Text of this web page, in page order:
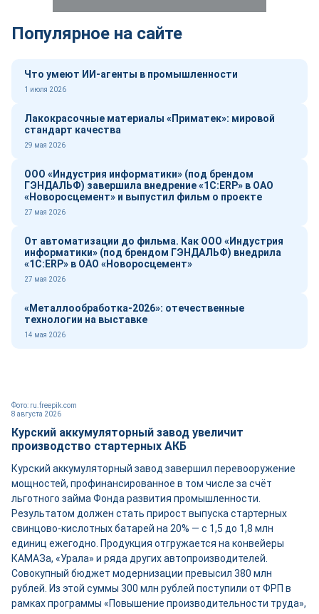
Популярное на сайте
Что умеют ИИ-агенты в промышленности
1 июля 2026
Лакокрасочные материалы «Приматек»: мировой
стандарт качества
29 мая 2026
ООО «Индустрия информатики» (под брендом
ГЭНДАЛЬФ) завершила внедрение «1С:ERP» в ОАО
«Новоросцемент» и выпустил фильм о проекте
27 мая 2026
От автоматизации до фильма. Как ООО «Индустрия
информатики» (под брендом ГЭНДАЛЬФ) внедрила
«1С:ERP» в ОАО «Новоросцемент»
27 мая 2026
«Металлообработка-2026»: отечественные
технологии на выставке
14 мая 2026
8 августа 2026
Фото: ru.freepik.com
Курский аккумуляторный завод увеличит
производство стартерных АКБ
Курский аккумуляторный завод завершил перевооружение
мощностей, профинансированное в том числе за счёт
льготного займа Фонда развития промышленности.
Результатом должен стать прирост выпуска стартерных
свинцово-кислотных батарей на 20% — с 1,5 до 1,8 млн
единиц ежегодно. Продукция отгружается на конвейеры
КАМАЗа, «Урала» и ряда других автопроизводителей.
Совокупный бюджет модернизации превысил 380 млн
рублей. Из этой суммы 300 млн рублей поступили от ФРП в
рамках программы «Повышение производительности труда»,